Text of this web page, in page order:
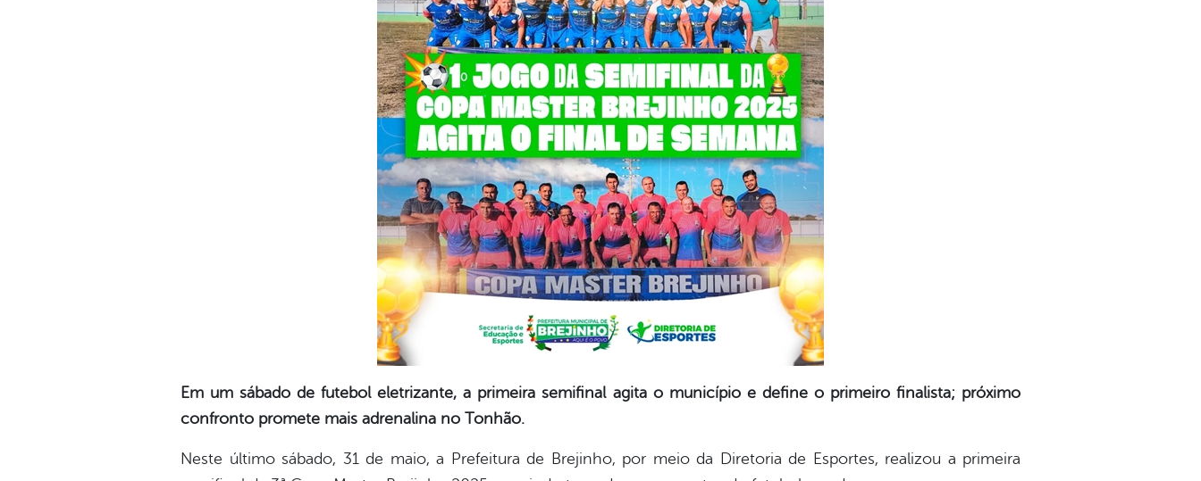
Em um sábado de futebol eletrizante, a primeira semifinal agita o município e define o primeiro finalista; próximo
confronto promete mais adrenalina no Tonhão.
Neste último sábado, 31 de maio, a Prefeitura de Brejinho, por meio da Diretoria de Esportes, realizou a primeira